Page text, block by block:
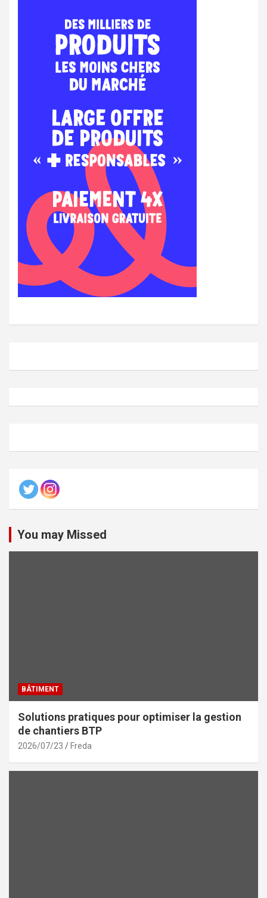
You may Missed
BÂTIMENT
Solutions pratiques pour optimiser la gestion
de chantiers BTP
2026/07/23 Freda